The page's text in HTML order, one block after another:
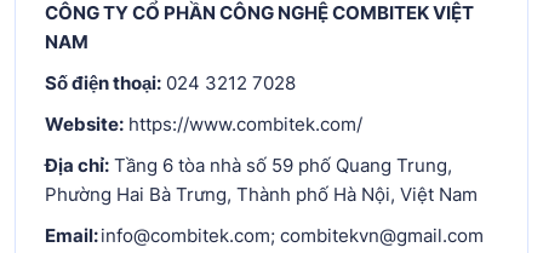
CÔNG TY CỔ PHẦN CÔNG NGHỆ COMBITEK VIỆT
NAM
Số điện thoại: 024 3212 7028
Website: https://www.combitek.com/
Địa chỉ: Tầng 6 tòa nhà số 59 phố Quang Trung,
Phường Hai Bà Trưng, Thành phố Hà Nội, Việt Nam
Email:info@combitek.com; combitekvn@gmail.com